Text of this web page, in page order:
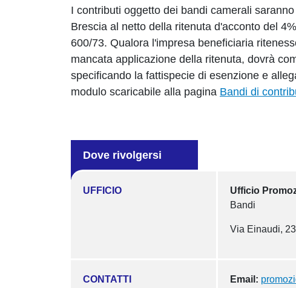
I contributi oggetto dei bandi camerali
Brescia al netto della ritenuta d'acconto del
600/73. Qualora l'impresa beneficiaria
mancata applicazione della ritenuta, dovrà
specificando la fattispecie di esenzione e
modulo scaricabile alla pagina Bandi di
Dove rivolgersi
UFFICIO
Ufficio
Bandi
Via Einaudi,
CONTATTI Email: